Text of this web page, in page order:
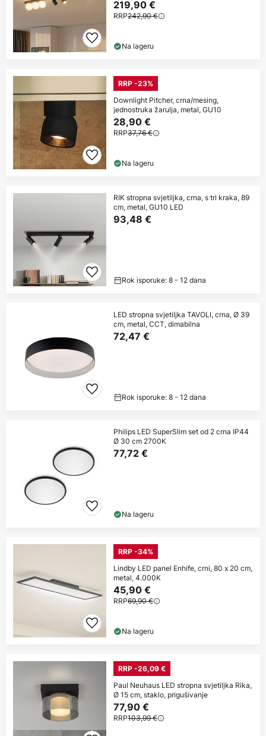
219,90 €
RRP242,90 €
Na lageru
RRP -23%
Downlight Pitcher, crna/mesing,
jednostruka žarulja, metal, GU10
28,90 €
RRP37,76 €
Na lageru
RIK stropna svjetiljka, crna, s tri kraka, 89
cm, metal, GU10 LED
93,48 €
Rok isporuke: 8 - 12 dana
LED stropna svjetiljka TAVOLI, crna, Ø 39
cm, metal, CCT, dimabilna
72,47 €
Rok isporuke: 8 - 12 dana
Philips LED SuperSlim set od 2 crna IP44
Ø 30 cm 2700K
77,72 €
Na lageru
RRP -34%
Lindby LED panel Enhife, crni, 80 x 20 cm,
metal, 4.000K
45,90 €
RRP69,90 €
Na lageru
RRP -26,09 €
Paul Neuhaus LED stropna svjetiljka Rika,
Ø 15 cm, staklo, prigušivanje
77,90 €
RRP103,99 €